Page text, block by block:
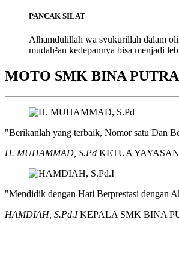
PANCAK SILAT
Alhamdulillah wa syukurillah dalam
mudah²an kedepannya bisa menjadi
MOTO SMK BINA
"Berikanlah yang terbaik, Nomor satu Dan
H. MUHAMMAD, S.Pd KETUA
"Mendidik dengan Hati Berprestasi dengan
HAMDIAH, S.Pd.IKEPALA SMK BINA